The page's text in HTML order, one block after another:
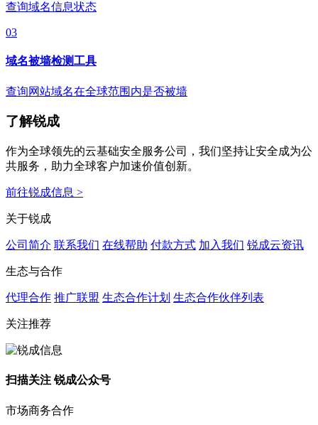
查询域名信息状态
03
域名被墙检测工具
查询网站域名在全球范围内是否被墙
了解锐成
作为全球领先的云基础安全服务公司，我们坚持让安全成为公
共服务，助力全球客户加速价值创新。
前往锐成信息 >
关于锐成
公司简介 联系我们 在线帮助 付款方式 加入我们 锐成云资讯
生态与合作
代理合作 推广联盟 生态合作计划 生态合作伙伴列表
关注推荐
扫描关注 锐成公众号
市场商务合作